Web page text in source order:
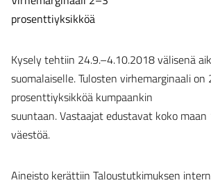
prosenttiyksikköä
Kysely tehtiin 24.9.–4.10.2018 välisenä
suomalaiselle. Tulosten virhemarginaali on
prosenttiyksikköä kumpaankin
suuntaan. Vastaajat edustavat koko
väestöä.
Aineisto kerättiin Taloustutkimuksen